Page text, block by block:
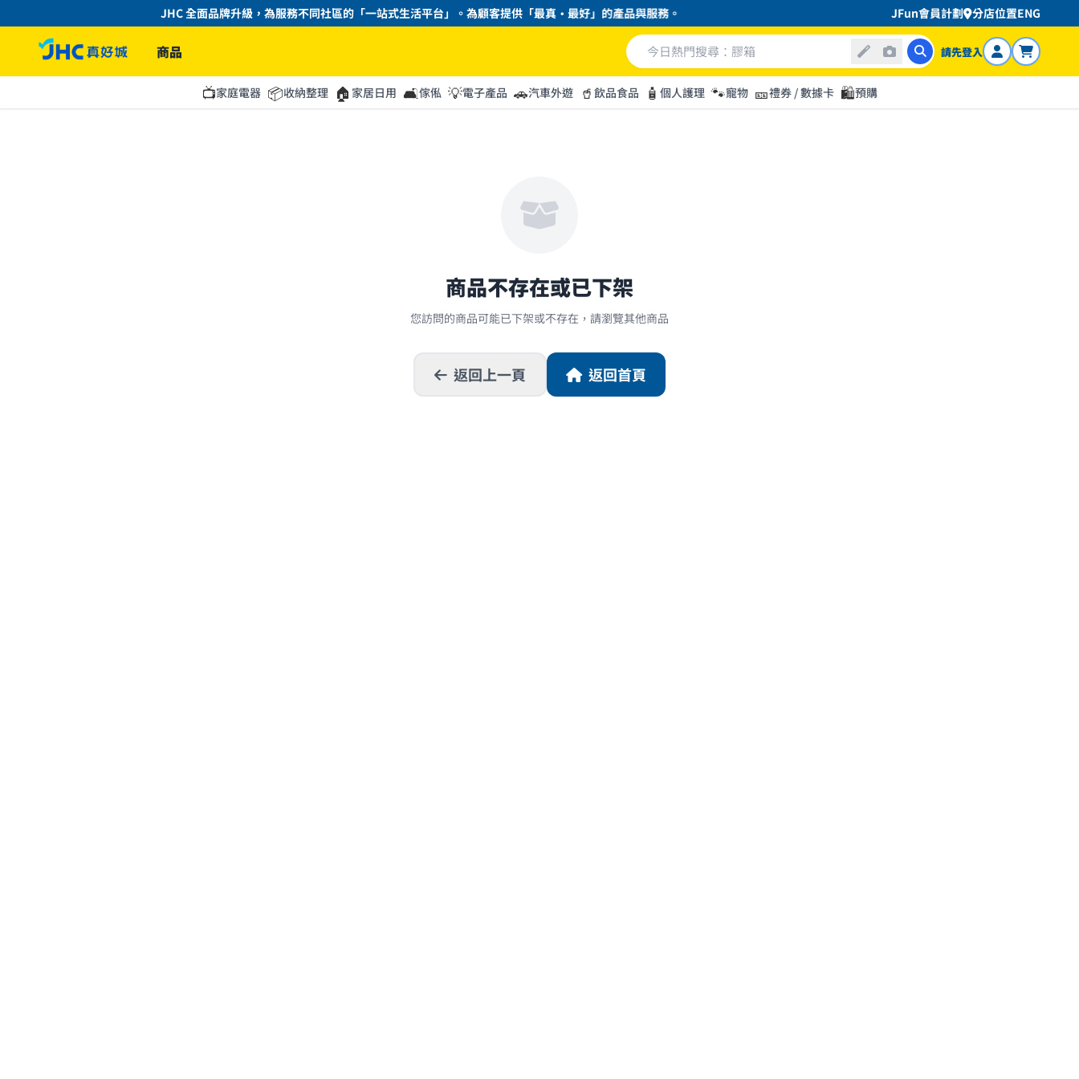
JHC 全面品牌升級，為服務不同社區的「一站式生活平台」。為顧客提供「最真・最好」的產品與服務。 JFun會員計劃 分店位置ENG
商品 請先登入
📺家庭電器 📦收納整理 🏠 家居日用 🛋️傢俬 💡電子產品 🚗汽車外遊 🥤 飲品食品 🧴 個人護理 🐾寵物 🎫禮券 / 數據卡 🛍️預購
商品不存在或已下架
您訪問的商品可能已下架或不存在，請瀏覽其他商品
返回上一頁 返回首頁